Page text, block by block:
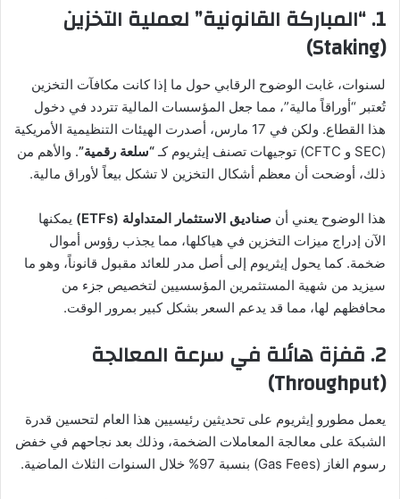
1. “المباركة القانونية” لعملية التخزين
(Staking)
لسنوات، غابت الوضوح الرقابي حول ما إذا كانت مكافآت التخزين
تُعتبر “أوراقاً مالية”، مما جعل المؤسسات المالية تتردد في دخول
هذا القطاع. ولكن في 17 مارس، أصدرت الهيئات التنظيمية الأمريكية
(SEC و CFTC) توجيهات تصنف إيثريوم كـ
“سلعة رقمية”. والأهم من
ذلك، أوضحت أن معظم أشكال التخزين لا تشكل بيعاً لأوراق مالية.
هذا الوضوح يعني أن صناديق الاستثمار المتداولة (ETFs)
يمكنها
الآن إدراج ميزات التخزين في هياكلها، مما يجذب رؤوس أموال
ضخمة. كما يحول إيثريوم إلى أصل مدر للعائد مقبول قانوناً، وهو ما
سيزيد من شهية المستثمرين المؤسسيين لتخصيص جزء من
محافظهم لها، مما قد يدعم السعر بشكل كبير بمرور الوقت.
2. قفزة هائلة في سرعة المعالجة
(Throughput)
يعمل مطورو إيثريوم على تحديثين رئيسيين هذا العام لتحسين قدرة
الشبكة على معالجة المعاملات الضخمة، وذلك بعد نجاحهم في خفض
رسوم الغاز (Gas Fees) بنسبة 97% خلال السنوات الثلاث الماضية.